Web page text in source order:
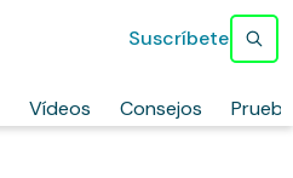
Vídeos Consejos
Suscríbete